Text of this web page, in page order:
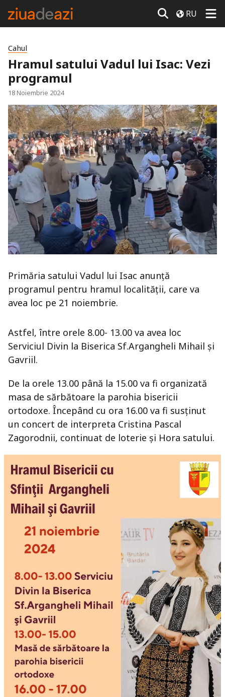
RU
Cahul
Hramul satului Vadul lui Isac: Vezi
programul
18 Noiembrie 2024
Primăria satului Vadul lui Isac anunță
programul pentru hramul localității, care va
avea loc pe 21 noiembrie.
Astfel, între orele 8.00- 13.00 va avea loc
Serviciul Divin la Biserica Sf.Argangheli Mihail şi
Gavriil.
De la orele 13.00 până la 15.00 va fi organizată
masa de sărbătoare la parohia bisericii
ortodoxe. Începând cu ora 16.00 va fi susținut
un concert de interpreta Cristina Pascal
Zagorodnii, continuat de loterie şi Hora satului.